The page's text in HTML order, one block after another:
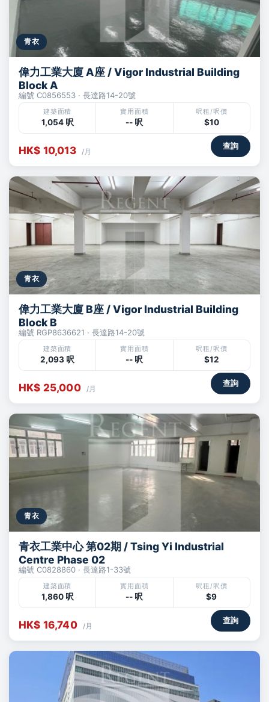
青衣
偉力工業大廈 A座 / Vigor Industrial Building
Block A
編號 C0856553 · 長達路14-20號
建築面積
1,054 呎
實用面積
-- 呎
呎租/呎價
$10
HK$ 10,013 /月
查詢
青衣
偉力工業大廈 B座 / Vigor Industrial Building
Block B
編號 RGP8636621 · 長達路14-20號
建築面積
2,093 呎
實用面積
-- 呎
呎租/呎價
$12
HK$ 25,000 /月
查詢
青衣
青衣工業中心 第02期 / Tsing Yi Industrial
Centre Phase 02
編號 C0828860 · 長達路1-33號
建築面積
1,860 呎
實用面積
-- 呎
呎租/呎價
$9
HK$ 16,740 /月
查詢